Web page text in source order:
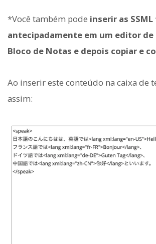
*Você também pode inserir as
antecipadamente em um editor
Bloco de Notas e depois copiar e
Ao inserir este conteúdo na caixa de
assim: